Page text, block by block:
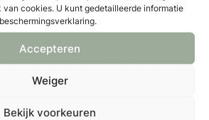
cookies. U kunt gedetailleerde informatie
Accepteren
Weiger
Bekijk voorkeuren